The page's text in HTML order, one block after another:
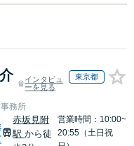
インタビュ
ーを見る
東京都
務所
赤坂見附
駅 から徒
営業時間：10:00~
20:55（土日祝